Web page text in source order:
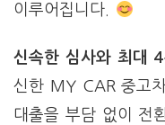
이루어집니다.
신속한 심사와 최대
신한 MY CAR 중고
대출을 부담 없이 전